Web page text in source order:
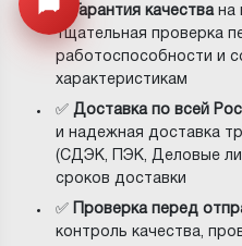
Открыть меню
✅ Гарантия качествана
тщательная проверка
работоспособности и
характеристикам
✅Доставка по всей
и надежная доставка
(СДЭК, ПЭК, Деловые
сроков доставки
✅ Проверка перед
контроль качества,